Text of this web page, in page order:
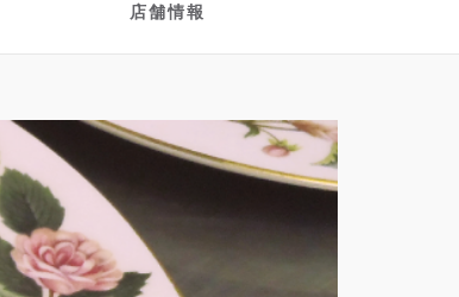
店舗情報